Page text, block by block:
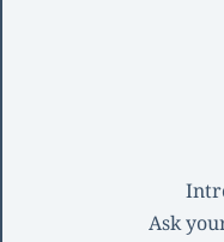
Ask